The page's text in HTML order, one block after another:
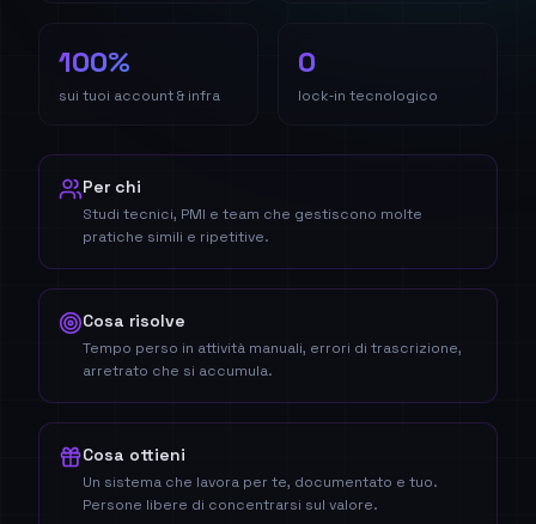
100%
sui tuoi account & infra
0
lock‑in tecnologico
Per chi
Studi tecnici, PMI e team che gestiscono molte
pratiche simili e ripetitive.
Cosa risolve
Tempo perso in attività manuali, errori di trascrizione,
arretrato che si accumula.
Cosa ottieni
Un sistema che lavora per te, documentato e tuo.
Persone libere di concentrarsi sul valore.